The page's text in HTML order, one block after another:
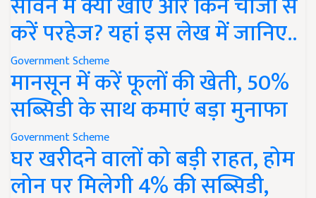
करें परहेज? यहां इस लेख में जानिए..
Government Scheme
मानसून में करें फूलों की खेती, 50%
सब्सिडी के साथ कमाएं बड़ा मुनाफा
Government Scheme
घर खरीदने वालों को बड़ी राहत, होम
लोन पर मिलेगी 4% की सब्सिडी,